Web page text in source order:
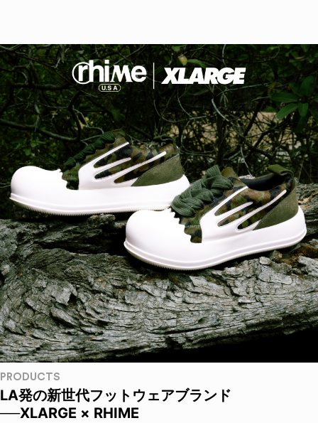
PRODUCTS
LA発の新世代フットウェアブランド
──XLARGE × RHIME